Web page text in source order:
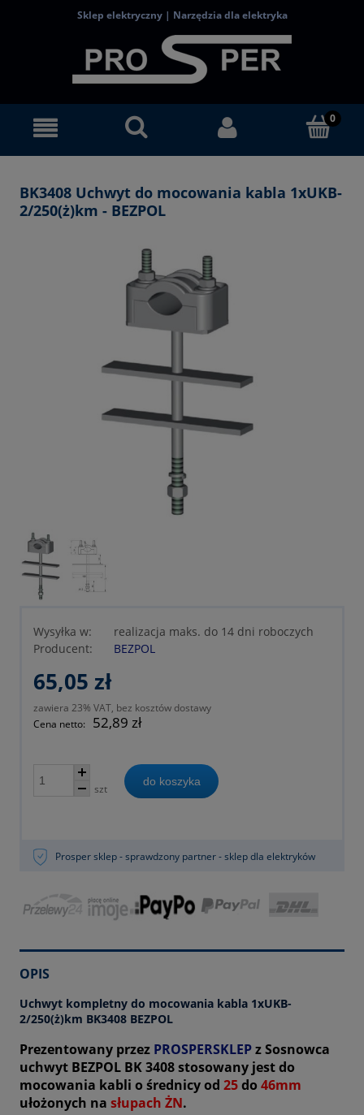
Sklep elektryczny | Narzędzia dla elektryka
BK3408 Uchwyt do mocowania kabla 1xUKB-
2/250(ż)km - BEZPOL
Wysyłka w:
realizacja maks. do 14 dni roboczych
Producent:
BEZPOL
65,05 zł
zawiera 23% VAT, bez kosztów dostawy
Cena netto:
52,89 zł
szt
do koszyka
Prosper sklep - sprawdzony partner - sklep dla elektryków
OPIS
Uchwyt kompletny do mocowania kabla 1xUKB-
2/250(ż)km BK3408 BEZPOL
Prezentowany przez PROSPERSKLEPz Sosnowca
uchwyt BEZPOL BK 3408 stosowany jest do
mocowania kabli o średnicy od 25do 46mm
ułożonych na słupach ŻN.